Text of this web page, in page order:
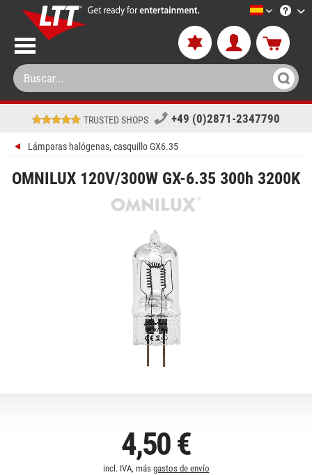
LTT-
TRUSTED SHOPS +49 (0)2871-2347790
Lámparas halógenas, casquillo GX6.35
OMNILUX 120V/300W GX-6.35 300h 3200K
4,50 €
incl. IVA, más gastos de envío